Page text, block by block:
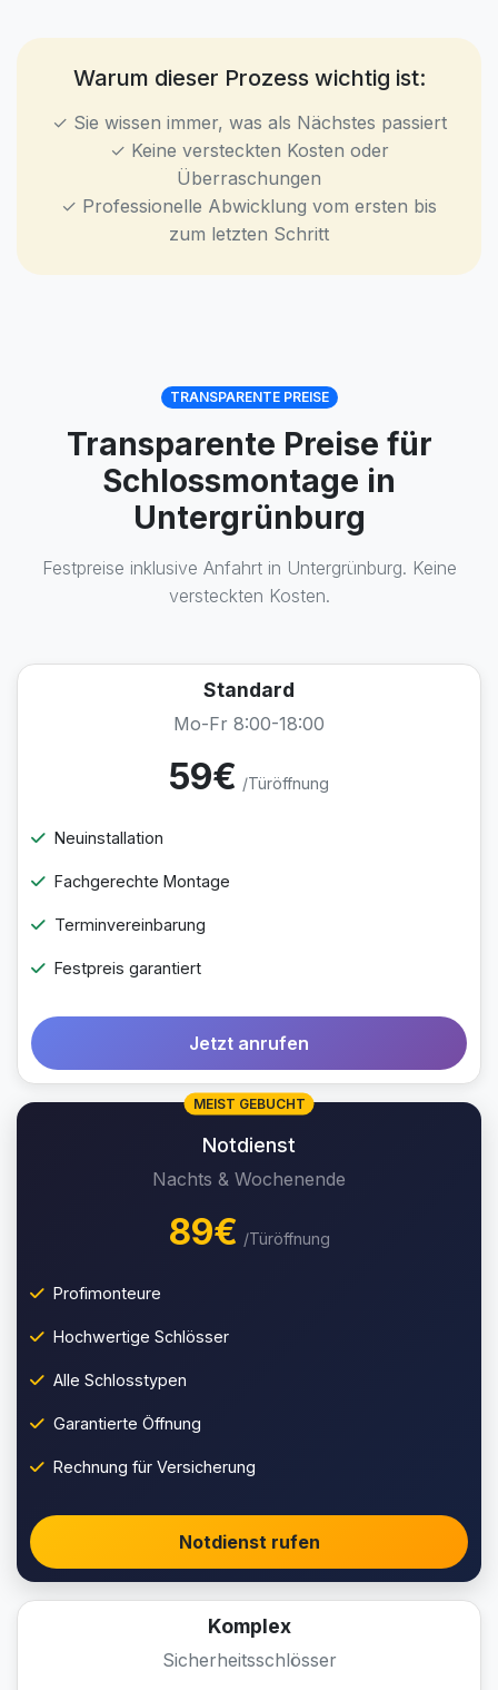
Warum dieser Prozess wichtig ist:
✓ Sie wissen immer, was als Nächstes passiert
✓ Keine versteckten Kosten oder
Überraschungen
✓ Professionelle Abwicklung vom ersten bis
zum letzten Schritt
TRANSPARENTE PREISE
Transparente Preise für
Schlossmontage in
Untergrünburg
Festpreise inklusive Anfahrt in Untergrünburg. Keine
versteckten Kosten.
Standard
Mo-Fr 8:00-18:00
59€ /Türöffnung
Neuinstallation
Fachgerechte Montage
Terminvereinbarung
Festpreis garantiert
Jetzt anrufen
MEIST GEBUCHT
Notdienst
Nachts & Wochenende
89€ /Türöffnung
Profimonteure
Hochwertige Schlösser
Alle Schlosstypen
Garantierte Öffnung
Rechnung für Versicherung
Notdienst rufen
Komplex
Sicherheitsschlösser